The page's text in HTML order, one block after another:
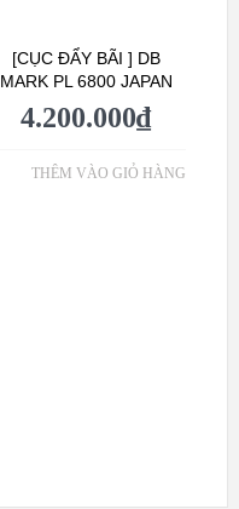
[CỤC ĐẨY BÃI ] DB
MARK PL 6800 JAPAN
4.200.000₫
THÊM VÀO GIỎ HÀNG